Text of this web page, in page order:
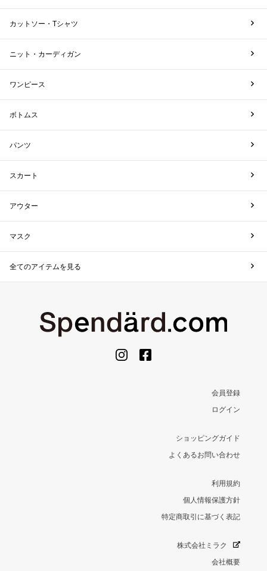
カットソー・Tシャツ
ニット・カーディガン
ワンピース
ボトムス
パンツ
スカート
アウター
マスク
全てのアイテムを見る
会員登録
ログイン
ショッピングガイド
よくあるお問い合わせ
利用規約
個人情報保護方針
特定商取引に基づく表記
株式会社ミラク
会社概要